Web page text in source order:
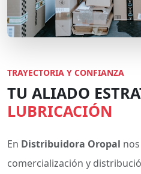
TRAYECTORIA Y CONFIANZA
TU ALIADO
LUBRICACIÓN
En Distribuidora Oropal
comercialización y